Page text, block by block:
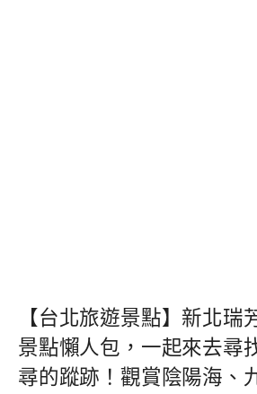
【台北旅遊景點】新北瑞
景點懶人包，一起來去尋
尋的蹤跡！觀賞陰陽海、